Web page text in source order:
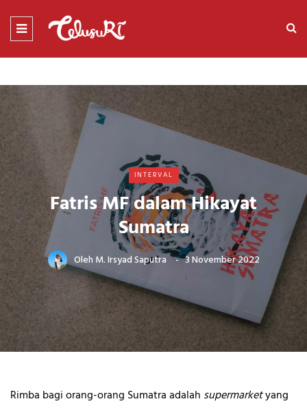
INTERVAL
Fatris MF dalam Hikayat
Sumatra
Oleh M. Irsyad Saputra 3 November 2022
Rimba bagi orang-orang Sumatra adalah supermarketyang